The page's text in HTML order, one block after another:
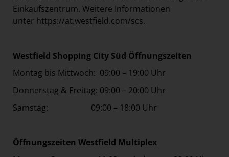
Einkaufszentrum. Weitere Informationen
unter https://at.westfield.com/scs.
Westfield Shopping City Süd Öffnungszeiten
Montag bis Mittwoch: 09:00 – 19:00 Uhr
Donnerstag & Freitag: 09:00 – 20:00 Uhr
Samstag: 09:00 – 18:00 Uhr
Öffnungszeiten Westfield Multiplex